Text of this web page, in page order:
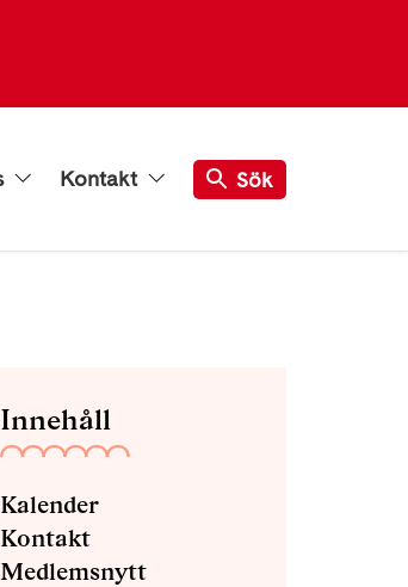
Kontakt Sök
Innehåll
Kalender
Kontakt
Medlemsnytt